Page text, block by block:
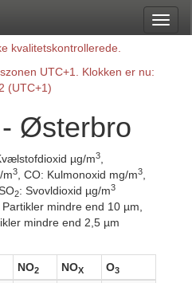
kvalitetskontrollerede.
UTC+1. Klokken er nu:
(UTC+1)
Østerbro
µg/m3
m3, CO: Kulmonoxid mg/m3,
2: Svovldioxid µg/m3
Partikler mindre end 10 µm
mindre end 2,5 µm
NO2 NOX O3